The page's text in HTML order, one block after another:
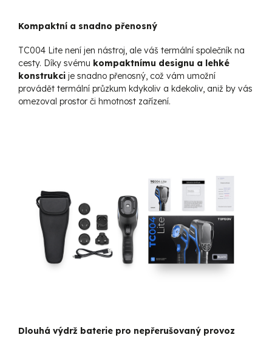
Kompaktní a snadno přenosný
TC004 Lite není jen nástroj, ale váš termální společník na
cesty. Díky svému kompaktnímu designu a lehké
konstrukci je snadno přenosný, což vám umožní
provádět termální průzkum kdykoliv a kdekoliv, aniž by vás
omezoval prostor či hmotnost zařízení.
Dlouhá výdrž baterie pro nepřerušovaný provoz